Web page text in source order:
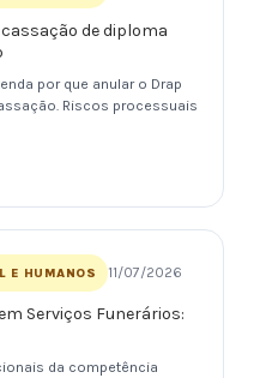
de diploma
por que anular o Drap
Riscos processuais
E HUMANOS 11/07/2026
Serviços Funerários:
da competência